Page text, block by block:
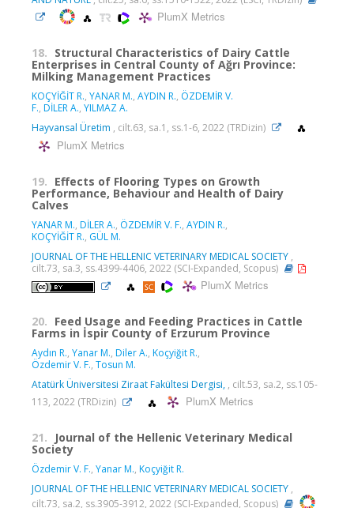
PlumX Metrics
18. Structural Characteristics of Dairy Cattle
Enterprises in Central County of Ağrı Province:
Milking Management Practices
KOÇYİĞİT R., YANAR M., AYDIN R., ÖZDEMİR V.
F., DİLER A., YILMAZ A.
Hayvansal Üretim , cilt.63, sa.1, ss.1-6, 2022 (TRDizin)
PlumX Metrics
19. Effects of Flooring Types on Growth
Performance, Behaviour and Health of Dairy
Calves
YANAR M., DİLER A., ÖZDEMİR V. F., AYDIN R.,
KOÇYİĞİT R., GÜL M.
JOURNAL OF THE HELLENIC VETERINARY MEDICAL SOCIETY ,
cilt.73, sa.3, ss.4399-4406, 2022 (SCI-Expanded, Scopus)
PlumX Metrics
20. Feed Usage and Feeding Practices in Cattle
Farms in İspir County of Erzurum Province
Aydın R., Yanar M., Diler A., Koçyiğit R.,
Özdemir V. F., Tosun M.
Atatürk Üniversitesi Ziraat Fakültesi Dergisi, , cilt.53, sa.2, ss.105-
113, 2022 (TRDizin)
PlumX Metrics
21. Journal of the Hellenic Veterinary Medical
Society
Özdemir V. F., Yanar M., Koçyiğit R.
JOURNAL OF THE HELLENIC VETERINARY MEDICAL SOCIETY ,
cilt.73, sa.2, ss.3905-3912, 2022 (SCI-Expanded, Scopus)